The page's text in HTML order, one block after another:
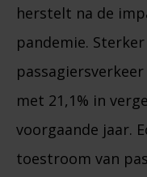
herstelt na de
pandemie.
met 21,1% in
voorgaande jaar.
toestroom van